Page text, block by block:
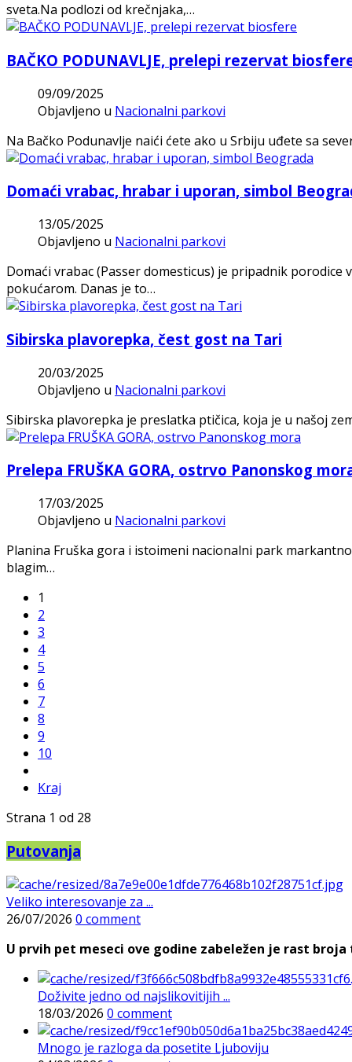
sveta.Na podlozi od krečnjaka,…
BAČKO PODUNAVLJE, prelepi rezervat
09/09/2025
Objavljeno u Nacionalni parkovi
Na Bačko Podunavlje naići ćete ako u Srbiju uđete sa
Domaći vrabac, hrabar i uporan, simbol
13/05/2025
Objavljeno u Nacionalni parkovi
Domaći vrabac (Passer domesticus) je pripadnik porodice
pokućarom. Danas je to…
Sibirska plavorepka, čest gost na Tari
20/03/2025
Objavljeno u Nacionalni parkovi
Sibirska plavorepka je preslatka ptičica, koja je u našoj
Prelepa FRUŠKA GORA, ostrvo Panonskog
17/03/2025
Objavljeno u Nacionalni parkovi
Planina Fruška gora i istoimeni nacionalni park
blagim…
1
2
3
4
5
6
7
8
9
10
Kraj
Strana 1 od 28
Putovanja
Veliko interesovanje za ...
26/07/2026 0 comment
U prvih pet meseci ove godine zabeležen je rast
Doživite jedno od najslikovitijih ...
18/03/2026 0 comment
Mnogo je razloga da posetite Ljuboviju